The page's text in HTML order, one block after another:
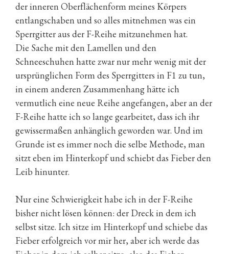
der inneren Oberflächenform meines Körpers
entlangschaben und so alles mitnehmen was ein
Sperrgitter aus der F-Reihe mitzunehmen hat.
Die Sache mit den Lamellen und den
Schneeschuhen hatte zwar nur mehr wenig mit der
ursprünglichen Form des Sperrgitters in F1 zu tun,
in einem anderen Zusammenhang hätte ich
vermutlich eine neue Reihe angefangen, aber an der
F-Reihe hatte ich so lange gearbeitet, dass ich ihr
gewissermaßen anhänglich geworden war. Und im
Grunde ist es immer noch die selbe Methode, man
sitzt eben im Hinterkopf und schiebt das Fieber den
Leib hinunter.
Nur eine Schwierigkeit habe ich in der F-Reihe
bisher nicht lösen können: der Dreck in dem ich
selbst sitze. Ich sitze im Hinterkopf und schiebe das
Fieber erfolgreich vor mir her, aber ich werde das